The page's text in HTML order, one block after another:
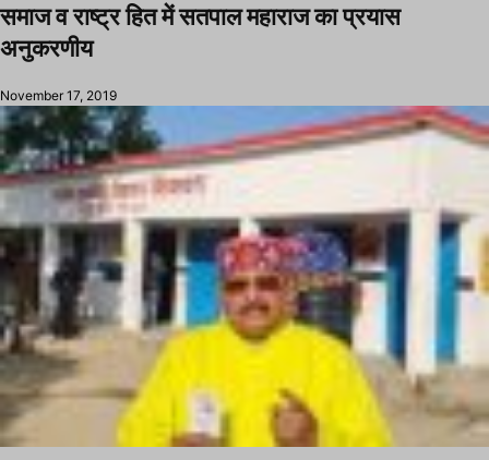
समाज व राष्ट्र हित में सतपाल महाराज का प्रयास
अनुकरणीय
November 17, 2019